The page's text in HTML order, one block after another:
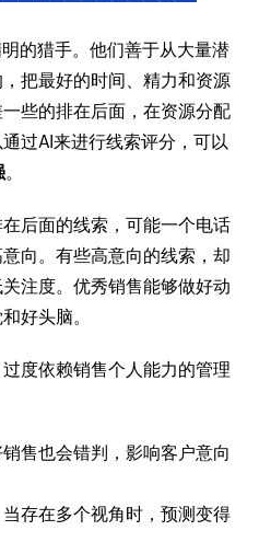
的猎手。他们善于从大量潜
把最好的时间、精力和资源
些的排在后面，在资源分配
过AI来进行线索评分，可以
。
后面的线索，可能一个电话
向。有些高意向的线索，却
注度。优秀销售能够做好动
好头脑。
度依赖销售个人能力的管理
售也会错判，影响客户意向
存在多个视角时，预测变得